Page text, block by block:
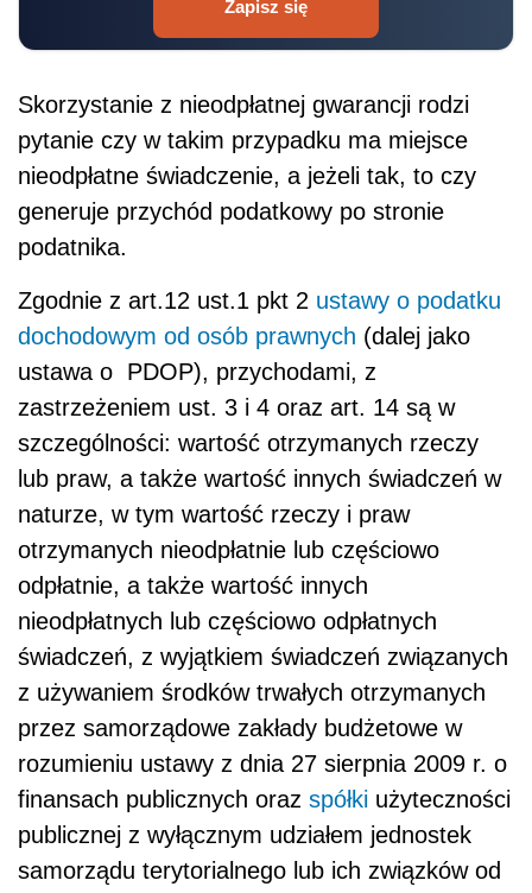
Zapisz się
Skorzystanie z nieodpłatnej gwarancji rodzi
pytanie czy w takim przypadku ma miejsce
nieodpłatne świadczenie, a jeżeli tak, to czy
generuje przychód podatkowy po stronie
podatnika.
Zgodnie z art.12 ust.1 pkt 2 ustawy o podatku
dochodowym od osób prawnych (dalej jako
ustawa o PDOP), przychodami, z
zastrzeżeniem ust. 3 i 4 oraz art. 14 są w
szczególności: wartość otrzymanych rzeczy
lub praw, a także wartość innych świadczeń w
naturze, w tym wartość rzeczy i praw
otrzymanych nieodpłatnie lub częściowo
odpłatnie, a także wartość innych
nieodpłatnych lub częściowo odpłatnych
świadczeń, z wyjątkiem świadczeń związanych
z używaniem środków trwałych otrzymanych
przez samorządowe zakłady budżetowe w
rozumieniu ustawy z dnia 27 sierpnia 2009 r. o
finansach publicznych oraz spółki użyteczności
publicznej z wyłącznym udziałem jednostek
samorządu terytorialnego lub ich związków od